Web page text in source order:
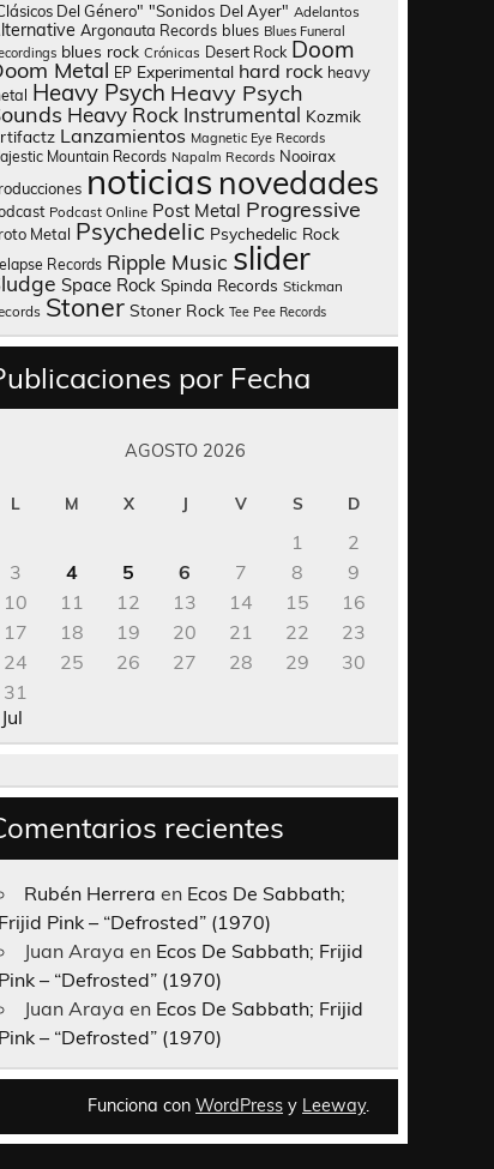
Del Género" "Sonidos Del Ayer" Adelantos
Argonauta Records blues Blues Funeral
blues rock Crónicas Desert Rock Doom
Metal EP Experimental hard rock heavy
Heavy Psych Heavy Psych
Heavy Rock Instrumental Kozmik
Lanzamientos Magnetic Eye Records
Mountain Records Napalm Records Nooirax
noticias novedades
Podcast Online Post Metal Progressive
Metal Psychedelic Psychedelic Rock
Records Ripple Music slider
Space Rock Spinda Records Stickman
Stoner Stoner Rock Tee Pee Records
por Fecha
AGOSTO 2026
L M X J V S D
1
2
3
4 5 6 7 8
9
10
11 12 13 14 15
16
17
18 19 20 21 22
23
24
25 26 27 28 29
30
31
recientes
Rubén Herrera en Ecos De Sabbath;
Frijid Pink – “Defrosted” (1970)
Juan Araya en Ecos De Sabbath; Frijid
Pink – “Defrosted” (1970)
Juan Araya en Ecos De Sabbath; Frijid
Pink – “Defrosted” (1970)
Funciona con WordPress y Leeway.